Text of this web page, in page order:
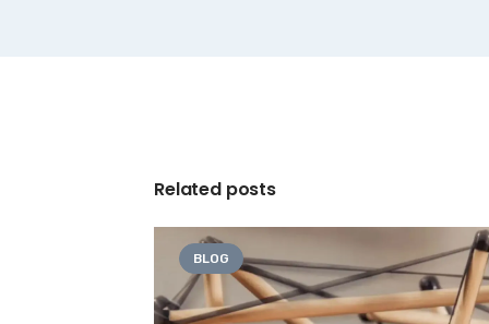
Related posts
BLOG